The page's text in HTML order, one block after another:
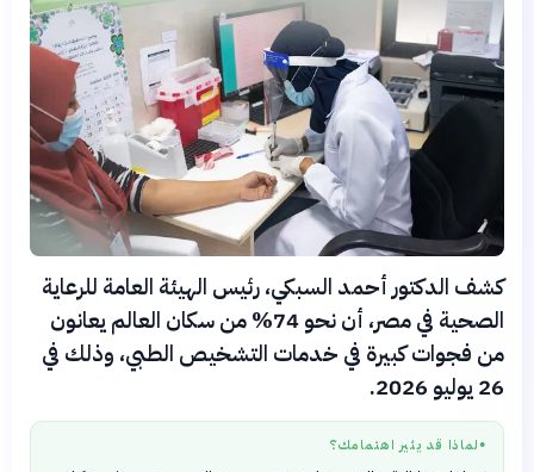
كشف الدكتور أحمد السبكي، رئيس الهيئة العامة للرعاية
الصحية في مصر، أن نحو 74% من سكان العالم يعانون
من فجوات كبيرة في خدمات التشخيص الطبي، وذلك في
26 يوليو 2026.
● لماذا قد يثير اهتمامك؟